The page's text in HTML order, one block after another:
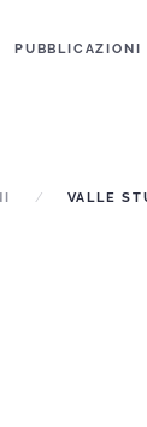
PUBBLICAZIONI
VALLE